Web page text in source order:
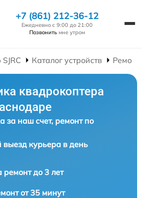
+7 (861) 212-36-12
Ежедневно с 9:00 до 21:00
Позвонить мне утром
Каталог устройств
квадрокоптера
за наш счет, ремонт по
выезд курьера в день
ремонт до 3 лет
от 35 минут